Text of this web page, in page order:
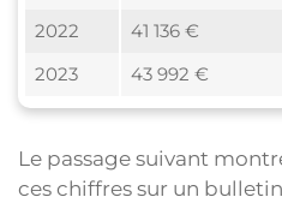
2022
41 136 €
2023
43 992 €
Le passage suivant
ces chiffres sur un